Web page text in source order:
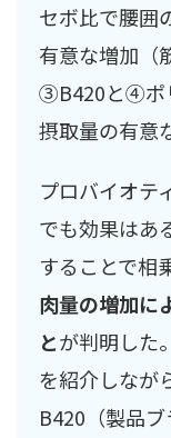
セボ比で腰囲
有意な増加（
③B420と④ポ
摂取量の有意
プロバイオテ
でも効果はあ
することで相
肉量の増加に
とが判明した
を紹介しなが
B420（製品ブ